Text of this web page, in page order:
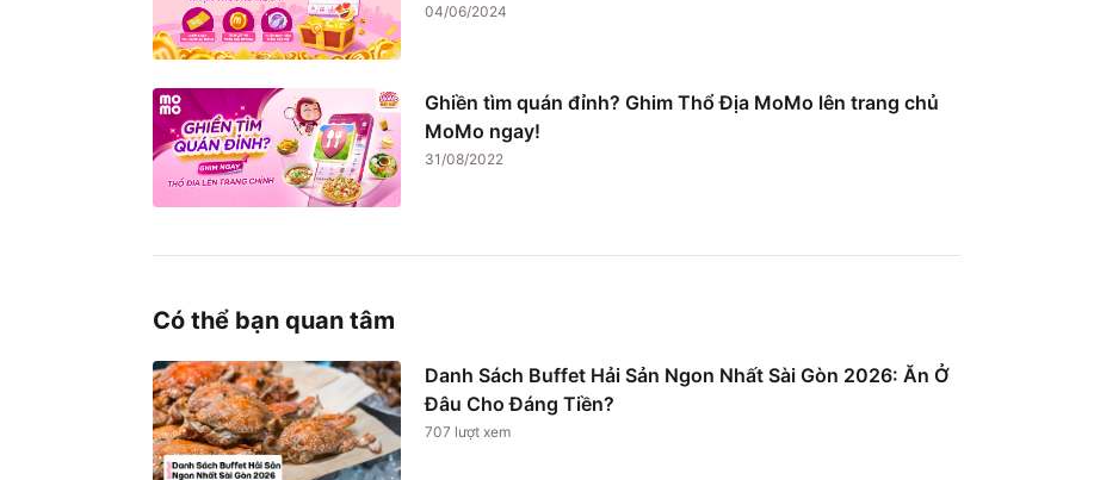
04/06/2024
Ghiền tìm quán đỉnh? Ghim Thổ Địa MoMo lên trang chủ
MoMo ngay!
31/08/2022
Có thể bạn quan tâm
Danh Sách Buffet Hải Sản Ngon Nhất Sài Gòn 2026: Ăn Ở
Đâu Cho Đáng Tiền?
707 lượt xem